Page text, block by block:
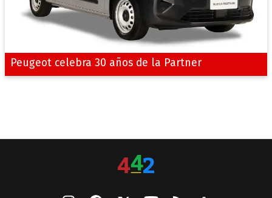
Peugeot celebra 30 años de la Partner